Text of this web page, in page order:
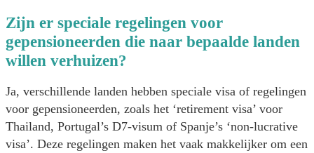
Zijn er speciale regelingen voor
gepensioneerden die naar bepaalde landen
willen verhuizen?
Ja, verschillende landen hebben speciale visa of regelingen
voor gepensioneerden, zoals het ‘retirement visa’ voor
Thailand, Portugal’s D7-visum of Spanje’s ‘non-lucrative
visa’. Deze regelingen maken het vaak makkelijker om een